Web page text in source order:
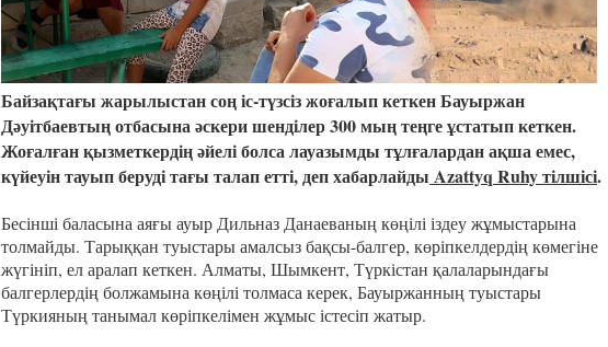
Байзақтағы жарылыстан соң іс-түзсіз жоғалып кеткен Бауыржан
Дәуітбаевтың отбасына әскери шенділер 300 мың теңге ұстатып кеткен.
Жоғалған қызметкердің әйелі болса лауазымды тұлғалардан ақша емес,
күйеуін тауып беруді тағы талап етті, деп хабарлайды Azattyq Ruhy тілшісі.
Бесінші баласына аяғы ауыр Дильназ Данаеваның көңілі іздеу жұмыстарына
толмайды. Тарыққан туыстары амалсыз бақсы-балгер, көріпкелдердің көмегіне
жүгініп, ел аралап кеткен. Алматы, Шымкент, Түркістан қалаларындағы
балгерлердің болжамына көңілі толмаса керек, Бауыржанның туыстары
Түркияның танымал көріпкелімен жұмыс істесіп жатыр.